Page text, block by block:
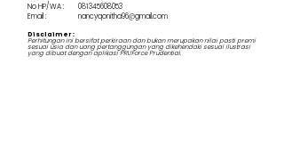
081345608053
No HP/WA :
Email :
nancyqonitha96@gmail.com
Disclaimer :
Perhitungan ini bersifat perkiraan dan bukan merupakan nilai pasti premi
sesuai usia dan uang pertanggungan yang dikehendaki sesuai ilustrasi
yang dibuat dengan aplikasi PRUForce Prudential.